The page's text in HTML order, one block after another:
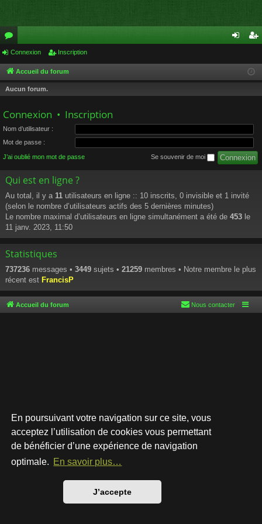
En poursuivant votre navigation sur ce site, vous
acceptez l’utilisation de cookies vous permettant
de bénéficier d’une expérience de navigation
optimale. En savoir plus…
J’accepte
or
u
m
cri
Connexion Inscription
Accueil du forum
Aucun forum.
Connexion • Inscription
Nom d’utilisateur :
Mot de passe :
J’ai oublié mon mot de passe Se souvenir de moi
Qui est en ligne ?
Au total, il y a 11 utilisateurs en ligne :: 10 inscrits, 0 invisible et 1 invité
(selon le nombre d’utilisateurs actifs des 5 dernières minutes)
Le nombre maximal d’utilisateurs en ligne simultanément a été de 453 le
11 janv. 2023, 11:50
Statistiques
737236 messages • 3449 sujets • 21259 membres • Notre membre le plus
récent est FrancisP
Accueil du forum Nous contacter
Développé parphpBB® Forum Software © phpBB Limited
Style par
Traduction française officielle